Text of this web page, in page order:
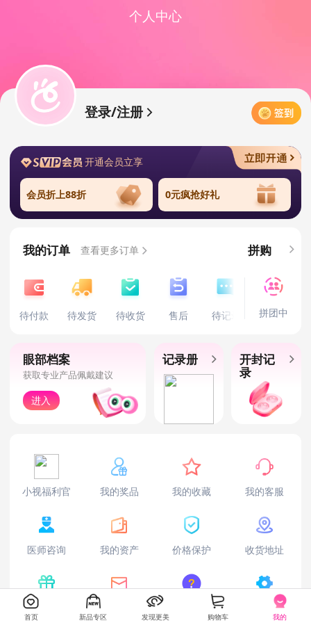
个人中心
登录/注册
开通会员立享
会员折上88折 0元疯抢好礼
我的订单 查看更多订单
待付款 待发货 待收货 售后 待记录
拼购
拼团中
眼部档案
获取专业产品佩戴建议
进入
记录册
开封记
录
小视福利官 我的奖品 我的收藏 我的客服
医师咨询 我的资产 价格保护 收货地址
邀请有奖 问题与建议 设置
首页 新品专区 发现更美 购物车 我的